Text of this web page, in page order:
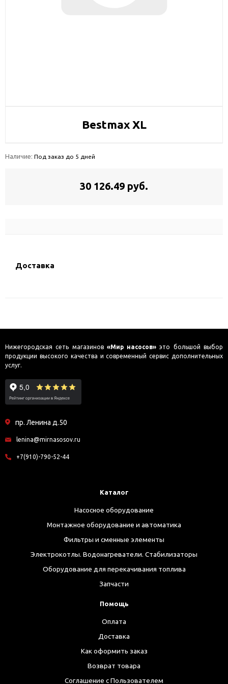
Bestmax XL
Наличие: Под заказ до 5 дней
30 126.49 руб.
Доставка
Нижегородская сеть магазинов «Мир насосов» это большой выбор
продукции высокого качества и современный сервис дополнительных
услуг.
пр. Ленина д.50
lenina@mirnasosov.ru
+7(910)-790-52-44
Каталог
Насосное оборудование
Монтажное оборудование и автоматика
Фильтры и сменные элементы
Электрокотлы. Водонагреватели. Стабилизаторы
Оборудование для перекачивания топлива
Запчасти
Помощь
Оплата
Доставка
Как оформить заказ
Возврат товара
Соглашение с Пользователем